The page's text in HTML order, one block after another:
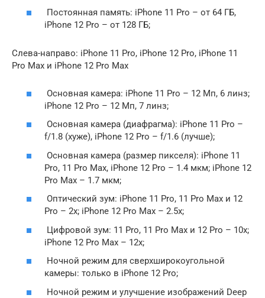
Постоянная память: iPhone 11 Pro – от 64 ГБ,
iPhone 12 Pro – от 128 ГБ;
Слева-направо: iPhone 11 Pro, iPhone 12 Pro, iPhone 11
Pro Max и iPhone 12 Pro Max
Основная камера: iPhone 11 Pro – 12 Мп, 6 линз;
iPhone 12 Pro – 12 Мп, 7 линз;
Основная камера (диафрагма): iPhone 11 Pro –
f/1.8 (хуже), iPhone 12 Pro – f/1.6 (лучше);
Основная камера (размер пикселя): iPhone 11
Pro, 11 Pro Max, iPhone 12 Pro – 1.4 мкм; iPhone 12
Pro Max – 1.7 мкм;
Оптический зум: iPhone 11 Pro, 11 Pro Max и 12
Pro – 2x; iPhone 12 Pro Max – 2.5x;
Цифровой зум: 11 Pro, 11 Pro Max и 12 Pro – 10x;
iPhone 12 Pro Max – 12x;
Ночной режим для сверхширокоугольной
камеры: только в iPhone 12 Pro;
Ночной режим и улучшение изображений Deep